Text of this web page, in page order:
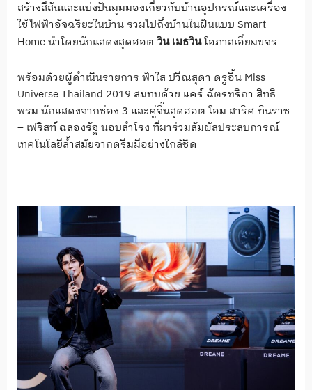
สร้างสีสันและแบ่งปันมุมมองเกี่ยวกับบ้านอุปกรณ์และเครื่อง
ใช้ไฟฟ้าอัจฉริยะในบ้าน รวมไปถึงบ้านในฝันแบบ Smart
Home นำโดยนักแสดงสุดฮอต วิน เมธวินโอภาสเอี่ยมขจร
พร้อมด้วยผู้ดำเนินรายการ ฟ้าใส ปวีณสุดา ดรูอิ้น Miss
Universe Thailand 2019 สมทบด้วย แคร์ ฉัตรฑริกา สิทธิ
พรม นักแสดงจากช่อง 3 และคู่จิ้นสุดฮอต โอม สาริศ ทินราช
– เฟริสท์ ฉลองรัฐ นอบสำโรง ที่มาร่วมสัมผัสประสบการณ์
เทคโนโลยีล้ำสมัยจากดรีมมีอย่างใกล้ชิด